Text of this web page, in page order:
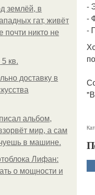
землёй, в
гат, живёт
почти никто не
кв.
доставку в
альбом,
мир, а сам
в машине.
Лифан:
о мощности и
-
-
-